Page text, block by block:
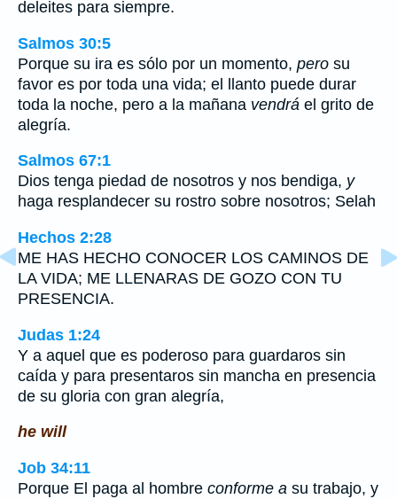
deleites para siempre.
Salmos 30:5
Porque su ira es sólo por un momento, pero su
favor es por toda una vida; el llanto puede durar
toda la noche, pero a la mañana vendrá el grito de
alegría.
Salmos 67:1
Dios tenga piedad de nosotros y nos bendiga, y
haga resplandecer su rostro sobre nosotros; Selah
Hechos 2:28
ME HAS HECHO CONOCER LOS CAMINOS DE
LA VIDA; ME LLENARAS DE GOZO CON TU
PRESENCIA.
Judas 1:24
Y a aquel que es poderoso para guardaros sin
caída y para presentaros sin mancha en presencia
de su gloria con gran alegría,
he will
Job 34:11
Porque El paga al hombre conforme a su trabajo, y